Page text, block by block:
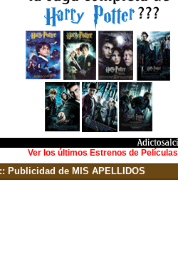
Ver los últimos Estrenos de Películas
Publicidad de MIS APELLIDOS